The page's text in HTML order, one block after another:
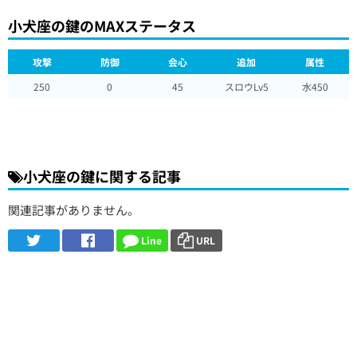
小犬座の鍵のMAXステータス
攻撃 防御 会心 追加
属性
250
0 45 スロウLv5 水450
小犬座の鍵に関する記事
関連記事がありません。
Line URL